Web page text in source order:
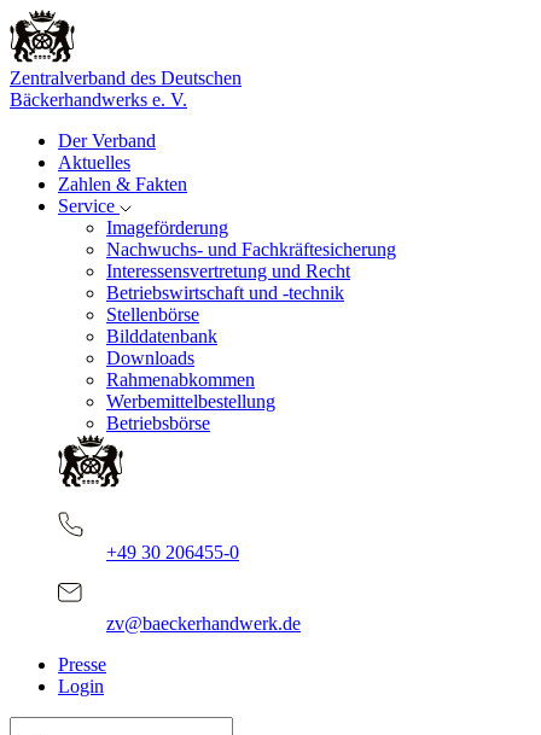
Zentralverband des Deutschen
Bäckerhandwerks e. V.
Der Verband
Aktuelles
Zahlen & Fakten
Service
Imageförderung
Nachwuchs- und Fachkräftesicherung
Interessensvertretung und Recht
Betriebswirtschaft und -technik
Stellenbörse
Bilddatenbank
Downloads
Rahmenabkommen
Werbemittelbestellung
Betriebsbörse
+49 30 206455-0
zv@baeckerhandwerk.de
Presse
Login